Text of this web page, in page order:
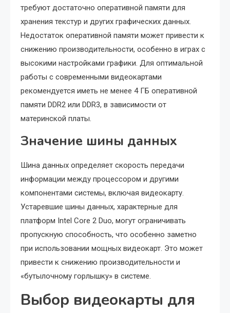
требуют достаточно оперативной памяти для
хранения текстур и других графических данных.
Недостаток оперативной памяти может привести к
снижению производительности, особенно в играх с
высокими настройками графики. Для оптимальной
работы с современными видеокартами
рекомендуется иметь не менее 4 ГБ оперативной
памяти DDR2 или DDR3, в зависимости от
материнской платы.
Значение шины данных
Шина данных определяет скорость передачи
информации между процессором и другими
компонентами системы, включая видеокарту.
Устаревшие шины данных, характерные для
платформ Intel Core 2 Duo, могут ограничивать
пропускную способность, что особенно заметно
при использовании мощных видеокарт. Это может
привести к снижению производительности и
«бутылочному горлышку» в системе.
Выбор видеокарты для